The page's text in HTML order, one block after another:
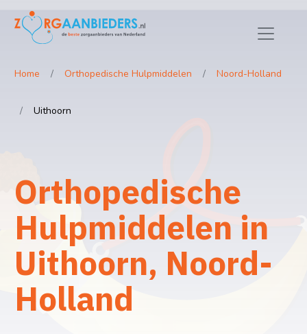
Home Orthopedische Hulpmiddelen Noord-Holland
Uithoorn
Orthopedische
Hulpmiddelen in
Uithoorn, Noord-
Holland